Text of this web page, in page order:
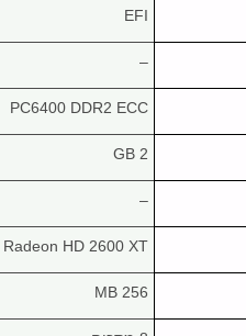
EFI
–
PC6400 DDR2 ECC
2 GB
–
Radeon HD 2600 XT
256 MB